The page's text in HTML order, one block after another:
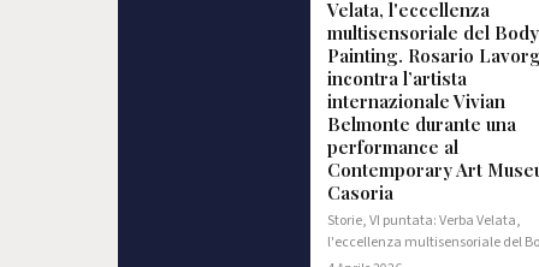
Velata, l'eccellenza
multisensoriale del Body
Painting. Rosario
incontra l’artista
internazionale Vivian
Belmonte durante una
performance al
Contemporary Art
Casoria
Storie, VI puntata: Verba Velata,
l'eccellenza multisensoriale del